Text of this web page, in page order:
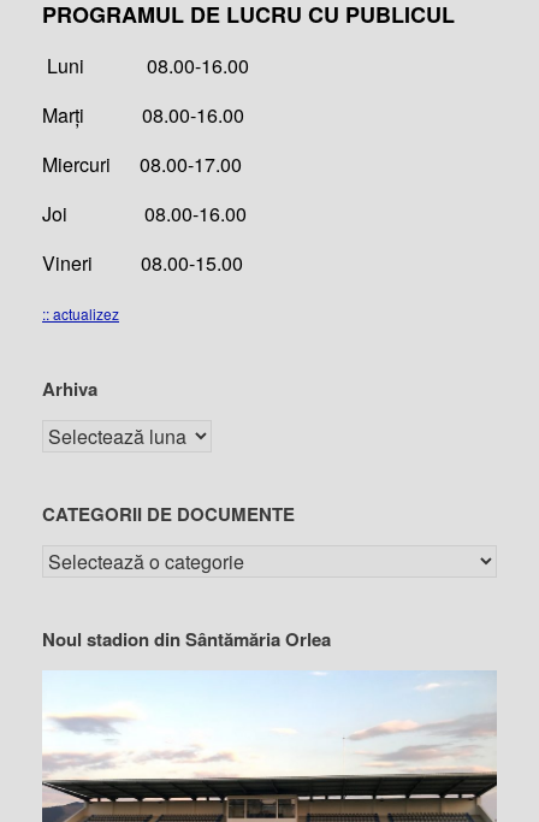
PROGRAMUL DE LUCRU CU PUBLICUL
Luni 08.00-16.00
Marți 08.00-16.00
Miercuri 08.00-17.00
Joi 08.00-16.00
Vineri 08.00-15.00
:: actualizez
Arhiva
CATEGORII DE DOCUMENTE
Noul stadion din Sântămăria Orlea